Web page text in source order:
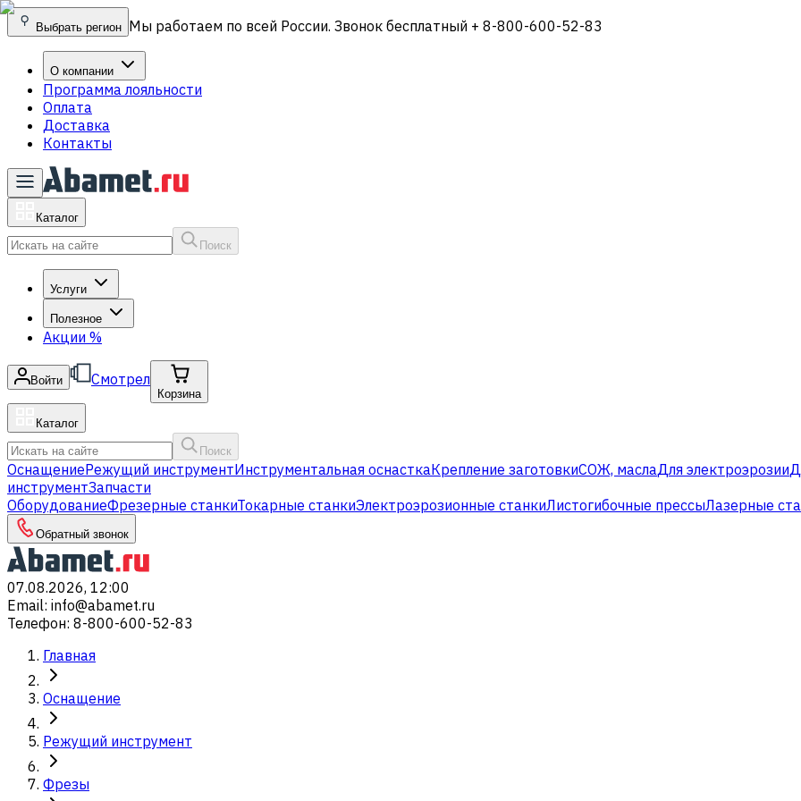
Выбрать регион Мы работаем по всей России. Звонок бесплатный + 8-800-600-52-83
О компании
Программа лояльности
Оплата
Доставка
Контакты
Каталог
Поиск
Услуги
Полезное
Акции %
Войти Смотрел
Корзина
Каталог
Поиск
ОснащениеРежущий инструментИнструментальная оснасткаКрепление заготовкиСОЖ, маслаДля электроэрозии
инструментЗапчасти
ОборудованиеФрезерные станкиТокарные станкиЭлектроэрозионные станкиЛистогибочные прессыЛазерные
Обратный звонок
07.08.2026, 12:00
Email: info@abamet.ru
Телефон: 8-800-600-52-83
Главная
Оснащение
Режущий инструмент
Фрезы